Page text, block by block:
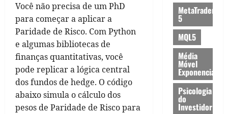
Você não precisa de um PhD
para começar a aplicar a
Paridade de Risco. Com Python
e algumas bibliotecas de
finanças quantitativas, você
pode replicar a lógica central
dos fundos de hedge. O código
abaixo simula o cálculo dos
pesos de Paridade de Risco para
MetaTrader
5
MQL5
Média
Móvel
Exponencial
Psicologia
do
Investidor